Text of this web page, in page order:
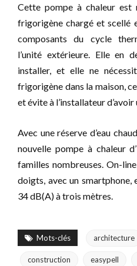
Cette pompe à chaleur est
frigorigène chargé et scellé
composants du cycle
l’unité extérieure. Elle en
installer, et elle ne
frigorigène dans la maison,
et évite à l’installateur
Avec une réserve d’eau
nouvelle pompe à chaleur
familles nombreuses. On-
doigts, avec un smartphone,
34 dB(A) à trois mètres.
Mots-clés architecture
construction easypell